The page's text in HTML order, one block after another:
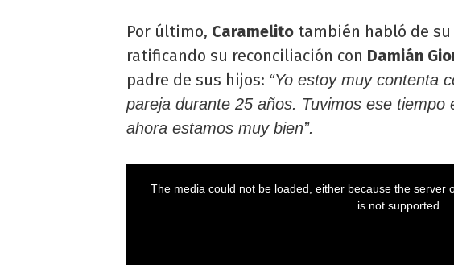
Por último, Caramelito también habló de
ratificando su reconciliación con Damián
padre de sus hijos: “Yo estoy muy contenta
pareja durante 25 años. Tuvimos ese tiempo
ahora estamos muy bien”.